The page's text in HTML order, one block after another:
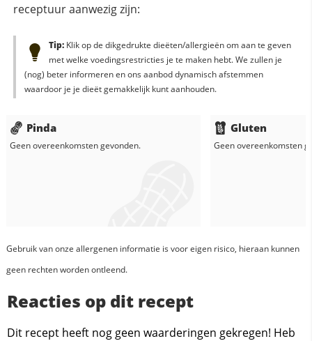
receptuur aanwezig zijn:
Tip:Klik op de dikgedrukte dieëten/allergieën om aan te geven
met welke voedingsrestricties je te maken hebt. We zullen je
(nog) beter informeren en ons aanbod dynamisch afstemmen
waardoor je je dieët gemakkelijk kunt aanhouden.
Pinda
Geen overeenkomsten gevonden.
Gluten
Geen overeenkomsten
Gebruik van onze allergenen informatie is voor eigen risico, hieraan kunnen
geen rechten worden ontleend.
Reacties op dit recept
Dit recept heeft nog geen waarderingen gekregen! Heb